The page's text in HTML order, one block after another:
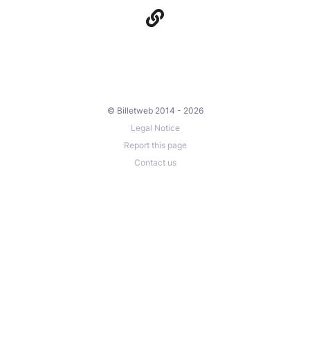
© Billetweb 2014 - 2026
Legal Notice
Report this page
Contact us